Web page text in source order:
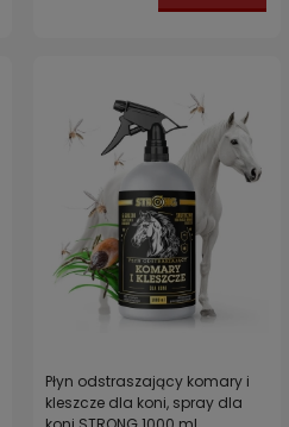
Płyn odstraszający komary i
kleszcze dla koni, spray dla